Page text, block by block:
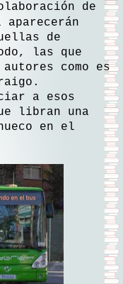
de
aparecerán
de
las que
como es
a esos
libran una
en el